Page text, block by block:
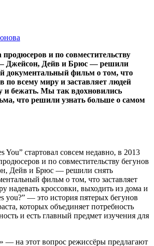
продюсеров и по совместительству
Джейсон, Дейв и Брюс — решили
документальный фильм о том, что
по всему миру и заставляет людей
и бежать. Мы так вдохновились
что решили узнать больше о самом
You” стартовал совсем недавно, в 2013
и по совместительству бегунов
Дейв и Брюс — решили снять
фильм о том, что заставляет
надевать кроссовки, выходить из дома и
you?” — это история пятерых бегунов
которых объединяет потребность
и есть главный предмет изучения для
— на этот вопрос режиссёры предлагают